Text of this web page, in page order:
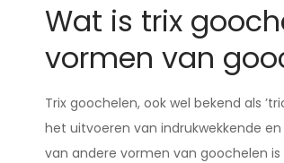
Wat is trix
vormen van
Trix goochelen, ook wel bekend als
het uitvoeren van indrukwekkende
van andere vormen van goochelen